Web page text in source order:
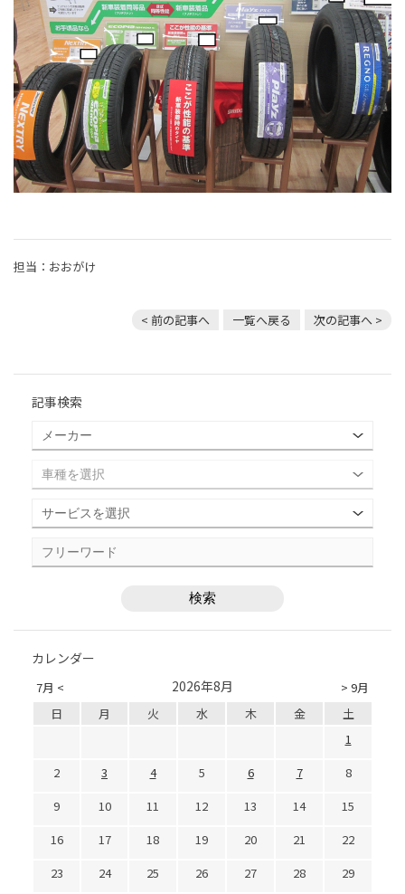
担当：おおがけ
< 前の記事へ 一覧へ戻る 次の記事へ >
記事検索
カレンダー
7月 < > 9月
2026年8月
日 月 火 水 木 金
土
1
2
3 4 5 6 7
8
9
10 11 12 13 14
15
16
17 18 19 20 21
22
23
24 25 26 27 28
29